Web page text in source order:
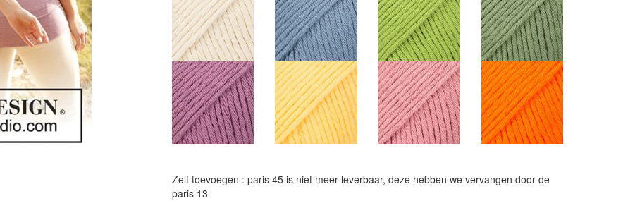
Zelf toevoegen : paris 45 is niet meer leverbaar, deze hebben we vervangen door de
paris 13